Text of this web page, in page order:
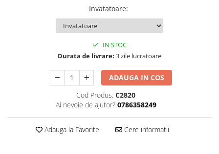
Hartie Creponata
Accesorii scriere
Invatatoare:
IN STOC
Durata de livrare: 3 zile lucratoare
ADAUGA IN COS
Cod Produs: C2820
Ai nevoie de ajutor? 0786358249
Adauga la Favorite Cere informatii